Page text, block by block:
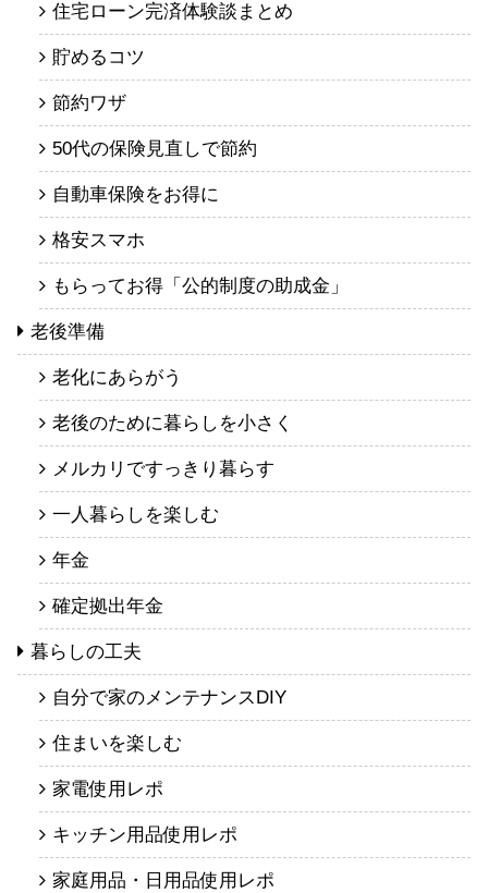
住宅ローン完済体験談まとめ
貯めるコツ
節約ワザ
50代の保険見直しで節約
自動車保険をお得に
格安スマホ
もらってお得「公的制度の助成金」
老後準備
老化にあらがう
老後のために暮らしを小さく
メルカリですっきり暮らす
一人暮らしを楽しむ
年金
確定拠出年金
暮らしの工夫
自分で家のメンテナンスDIY
住まいを楽しむ
家電使用レポ
キッチン用品使用レポ
家庭用品・日用品使用レポ